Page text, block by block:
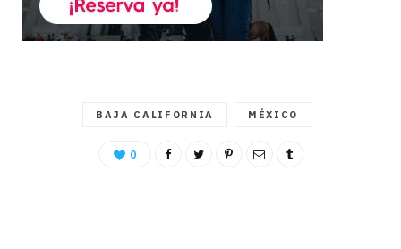
BAJA CALIFORNIA MÉXICO
0